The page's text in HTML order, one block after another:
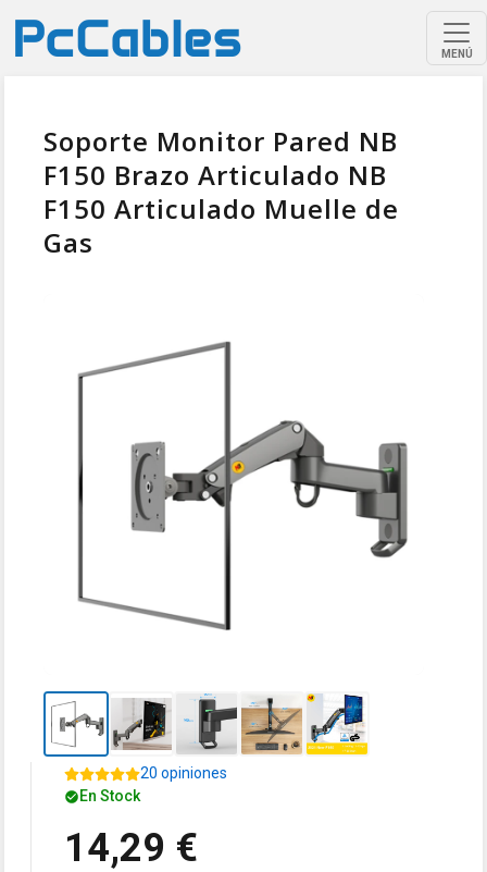
MENÚ
Soporte Monitor Pared NB
F150 Brazo Articulado NB
F150 Articulado Muelle de
Gas
20 opiniones
En Stock
14,29 €